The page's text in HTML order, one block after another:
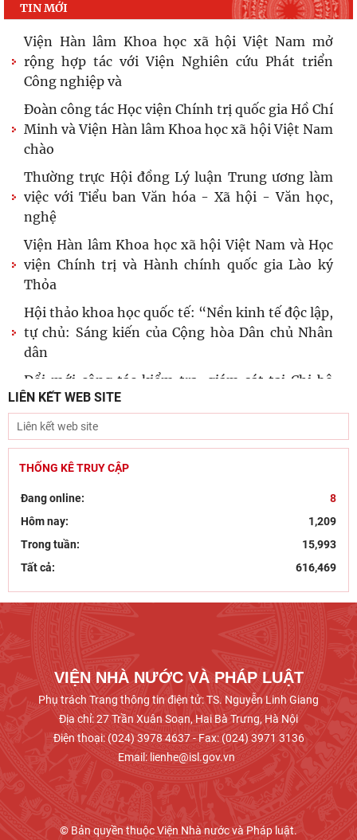
TIN MỚI
Viện Hàn lâm Khoa học xã hội Việt Nam mở
rộng hợp tác với Viện Nghiên cứu Phát triển
Công nghiệp và
Đoàn công tác Học viện Chính trị quốc gia Hồ Chí
Minh và Viện Hàn lâm Khoa học xã hội Việt Nam
chào
Thường trực Hội đồng Lý luận Trung ương làm
việc với Tiểu ban Văn hóa - Xã hội - Văn học,
nghệ
Viện Hàn lâm Khoa học xã hội Việt Nam và Học
viện Chính trị và Hành chính quốc gia Lào ký
Thỏa
Hội thảo khoa học quốc tế: “Nền kinh tế độc lập,
tự chủ: Sáng kiến của Cộng hòa Dân chủ Nhân
dân
Đổi mới công tác kiểm tra, giám sát tại Chi bộ
Viện Nhà nước và Pháp luật: Gắn siết chặt kỷ
cương
Đẩy mạnh sáng tác văn học, nghệ thuật hướng
tới 80 năm Ngày Thương binh - Liệt sĩ
Chủ tịch Viện Hàn lâm Khoa học xã hội Việt Nam
thăm và làm việc tại Viện Khoa học Kinh tế và Xã
Dân chủ theo tư tưởng Hồ Chí Minh và sự vận
Cộng sản
LIÊN KẾT WEB SITE
THỐNG KÊ TRUY CẬP
Đang online:
8
Hôm nay:
1,209
Trong tuần:
15,993
Tất cả:
616,469
VIỆN NHÀ NƯỚC VÀ PHÁP LUẬT
Phụ trách Trang thông tin điện tử: TS. Nguyễn Linh Giang
Địa chỉ: 27 Trần Xuân Soạn, Hai Bà Trưng, Hà Nội
Điện thoại: (024) 3978 4637 - Fax: (024) 3971 3136
Email: lienhe@isl.gov.vn
© Bản quyền thuộc Viện Nhà nước và Pháp luật.